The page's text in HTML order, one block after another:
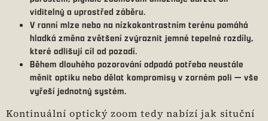
viditelný a uprostřed záběru.
V ranní mlze nebo na nízkokontrastním terénu pomáhá
hladká změna zvětšení zvýraznit jemné tepelné rozdíly,
které odlišují cíl od pozadí.
Během dlouhého pozorování odpadá potřeba neustále
měnit optiku nebo dělat kompromisy v zorném poli — vše
vyřeší jednotný systém.
Kontinuální optický zoom tedy nabízí jak situční